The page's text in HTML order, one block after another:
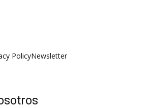
PolicyNewsletter